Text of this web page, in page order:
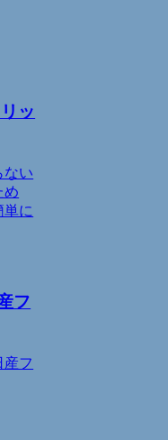
ッ
ない
め
単に
フ
産フ